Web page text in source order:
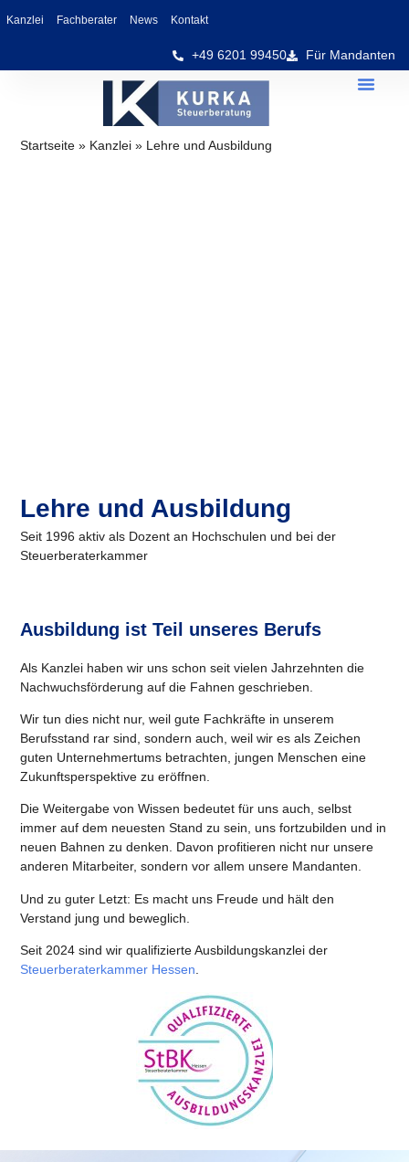
Kanzlei Fachberater News Kontakt
+49 6201 99450 Für Mandanten
Startseite » Kanzlei » Lehre und Ausbildung
Lehre und Ausbildung
Seit 1996 aktiv als Dozent an Hochschulen und bei der
Steuerberaterkammer
Ausbildung ist Teil unseres Berufs
Als Kanzlei haben wir uns schon seit vielen Jahrzehnten die
Nachwuchsförderung auf die Fahnen geschrieben.
Wir tun dies nicht nur, weil gute Fachkräfte in unserem
Berufsstand rar sind, sondern auch, weil wir es als Zeichen
guten Unternehmertums betrachten, jungen Menschen eine
Zukunftsperspektive zu eröffnen.
Die Weitergabe von Wissen bedeutet für uns auch, selbst
immer auf dem neuesten Stand zu sein, uns fortzubilden und in
neuen Bahnen zu denken. Davon profitieren nicht nur unsere
anderen Mitarbeiter, sondern vor allem unsere Mandanten.
Und zu guter Letzt: Es macht uns Freude und hält den
Verstand jung und beweglich.
Seit 2024 sind wir qualifizierte Ausbildungskanzlei der
Steuerberaterkammer Hessen